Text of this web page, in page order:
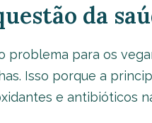
da
problema para os
Isso porque a
e antibióticos